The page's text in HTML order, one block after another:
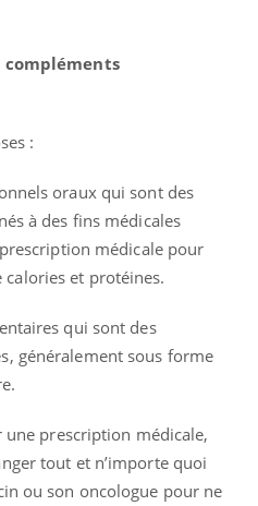
compléments
:
oraux qui sont des
à des fins médicales
médicale pour
et protéines.
qui sont des
généralement sous forme
une prescription médicale,
tout et n’importe quoi
ou son oncologue pour ne